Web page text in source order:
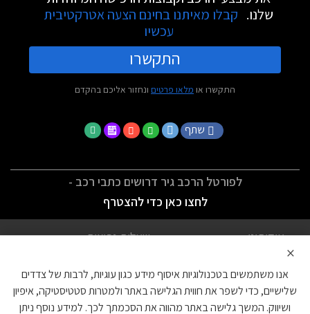
שלנו. קבלו מאיתנו בחינם הצעה אטרקטיבית
עכשיו
התקשרו
התקשרו או מלאו פרטים ונחזור אליכם בהקדם
שתף
לפורטל הרכב גיר דרושים כתבי רכב -
לחצו כאן כדי להצטרף
אודותינו
שאלות נפוצות
הצהרת נגישות
צור קשר
×
אנו משתמשים בטכנולוגיות איסוף מידע כגון עוגיות, לרבות של צדדים
שלישיים, כדי לשפר את חווית הגלישה באתר ולמטרות סטטיסטיקה, איפיון
ושיווק. המשך גלישה באתר מהווה את הסכמתך לכך. למידע נוסף ניתן